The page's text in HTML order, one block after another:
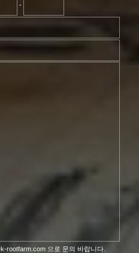
-
rootfarm.com 으로 문의 바랍니다.